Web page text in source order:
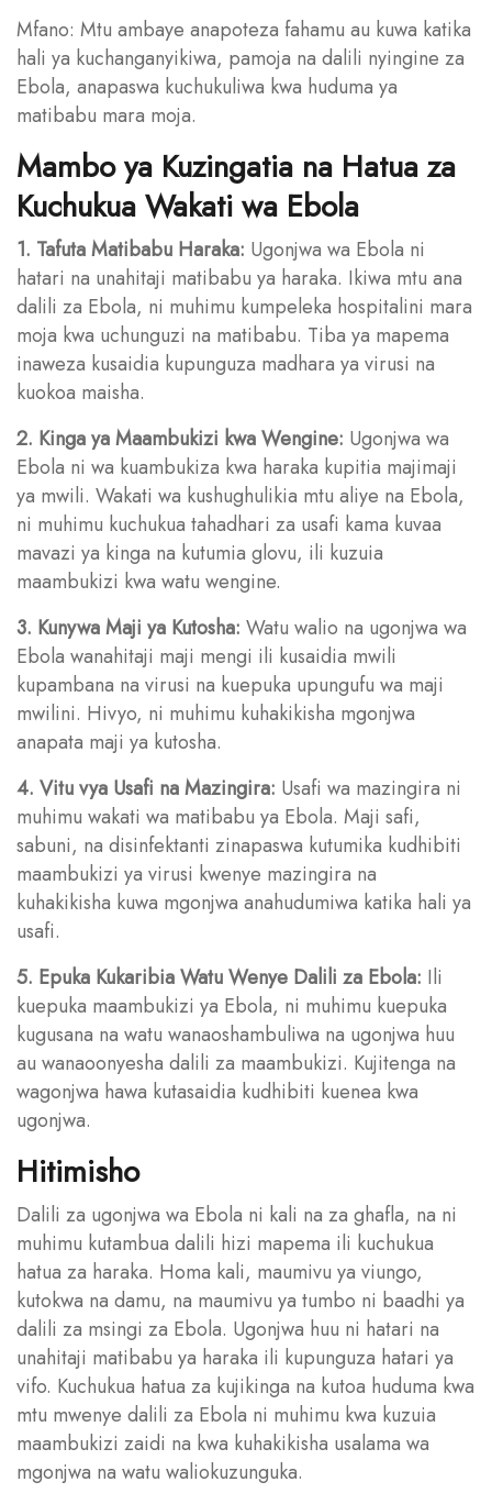
Mfano: Mtu ambaye anapoteza fahamu au kuwa katika
hali ya kuchanganyikiwa, pamoja na dalili nyingine za
Ebola, anapaswa kuchukuliwa kwa huduma ya
matibabu mara moja.
Mambo ya Kuzingatia na Hatua za
Kuchukua Wakati wa Ebola
1. Tafuta Matibabu Haraka: Ugonjwa wa Ebola ni
hatari na unahitaji matibabu ya haraka. Ikiwa mtu ana
dalili za Ebola, ni muhimu kumpeleka hospitalini mara
moja kwa uchunguzi na matibabu. Tiba ya mapema
inaweza kusaidia kupunguza madhara ya virusi na
kuokoa maisha.
2. Kinga ya Maambukizi kwa Wengine: Ugonjwa wa
Ebola ni wa kuambukiza kwa haraka kupitia majimaji
ya mwili. Wakati wa kushughulikia mtu aliye na Ebola,
ni muhimu kuchukua tahadhari za usafi kama kuvaa
mavazi ya kinga na kutumia glovu, ili kuzuia
maambukizi kwa watu wengine.
3. Kunywa Maji ya Kutosha: Watu walio na ugonjwa wa
Ebola wanahitaji maji mengi ili kusaidia mwili
kupambana na virusi na kuepuka upungufu wa maji
mwilini. Hivyo, ni muhimu kuhakikisha mgonjwa
anapata maji ya kutosha.
4. Vitu vya Usafi na Mazingira: Usafi wa mazingira ni
muhimu wakati wa matibabu ya Ebola. Maji safi,
sabuni, na disinfektanti zinapaswa kutumika kudhibiti
maambukizi ya virusi kwenye mazingira na
kuhakikisha kuwa mgonjwa anahudumiwa katika hali ya
usafi.
5. Epuka Kukaribia Watu Wenye Dalili za Ebola: Ili
kuepuka maambukizi ya Ebola, ni muhimu kuepuka
kugusana na watu wanaoshambuliwa na ugonjwa huu
au wanaoonyesha dalili za maambukizi. Kujitenga na
wagonjwa hawa kutasaidia kudhibiti kuenea kwa
ugonjwa.
Hitimisho
Dalili za ugonjwa wa Ebola ni kali na za ghafla, na ni
muhimu kutambua dalili hizi mapema ili kuchukua
hatua za haraka. Homa kali, maumivu ya viungo,
kutokwa na damu, na maumivu ya tumbo ni baadhi ya
dalili za msingi za Ebola. Ugonjwa huu ni hatari na
unahitaji matibabu ya haraka ili kupunguza hatari ya
vifo. Kuchukua hatua za kujikinga na kutoa huduma kwa
mtu mwenye dalili za Ebola ni muhimu kwa kuzuia
maambukizi zaidi na kwa kuhakikisha usalama wa
mgonjwa na watu waliokuzunguka.